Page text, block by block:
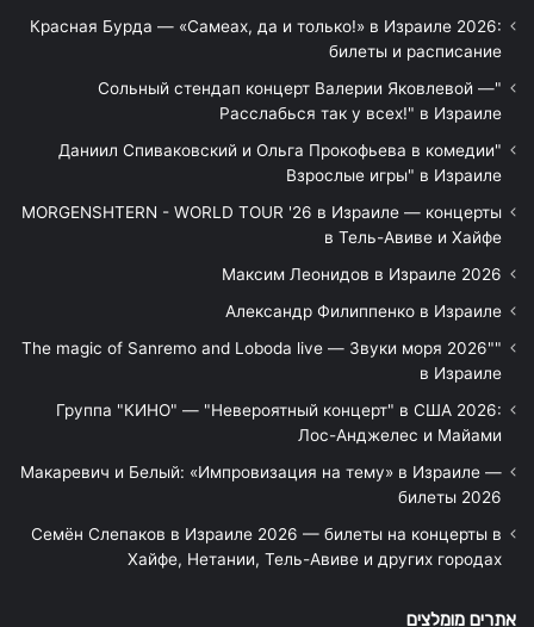
Красная Бурда — «Самеах, да и только!» в Израиле 2026:
билеты и расписание
"Сольный стендап концерт Валерии Яковлевой —
Расслабься так у всех!" в Израиле
"Даниил Спиваковский и Ольга Прокофьева в комедии
Взрослые игры" в Израиле
MORGENSHTERN - WORLD TOUR '26 в Израиле — концерты
в Тель-Авиве и Хайфе
Максим Леонидов в Израиле 2026
Александр Филиппенко в Израиле
"The magic of Sanremo and Loboda live — Звуки моря 2026"
в Израиле
Группа "КИНО" — "Невероятный концерт" в США 2026:
Лос-Анджелес и Майами
Макаревич и Белый: «Импровизация на тему» в Израиле —
билеты 2026
Семён Слепаков в Израиле 2026 — билеты на концерты в
Хайфе, Нетании, Тель-Авиве и других городах
אתרים מומלצים